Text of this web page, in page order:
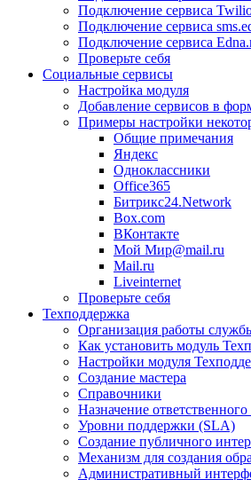
Подключение сервиса
Подключение сервиса
Подключение сервиса
Проверьте себя
Социальные сервисы
Настройка модуля
Добавление сервисов в
Примеры настройки
Общие примечания
Яндекс
Одноклассники
Office365
Битрикс24.Network
Box.com
ВКонтакте
Мой Мир@mail.ru
Mail.ru
Liveinternet
Проверьте себя
Техподдержка
Организация работы
Как установить модуль
Настройки модуля
Создание мастера
Справочники
Назначение
Уровни поддержки (SLA)
Создание публичного
Механизм для создания
Административный